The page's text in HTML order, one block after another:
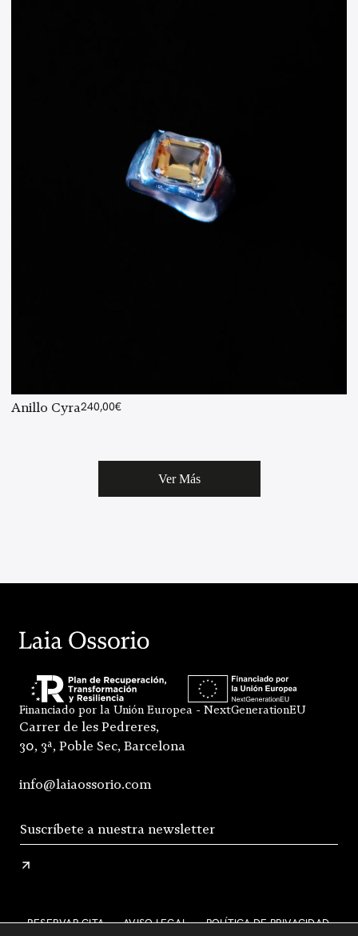
Anillo Cyra240,00€
Ver Más
Financiado por la Unión Europea - NextGenerationEU
Carrer de les Pedreres,
30, 3ª, Poble Sec, Barcelona
info@laiaossorio.com
RESERVAR CITA AVISO LEGAL POLÍTICA DE PRIVACIDAD